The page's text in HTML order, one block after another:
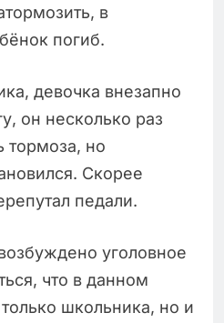
в
погиб.
девочка внезапно
он несколько раз
тормоза, но
Скорее
педали.
уголовное
что в данном
школьника, но и